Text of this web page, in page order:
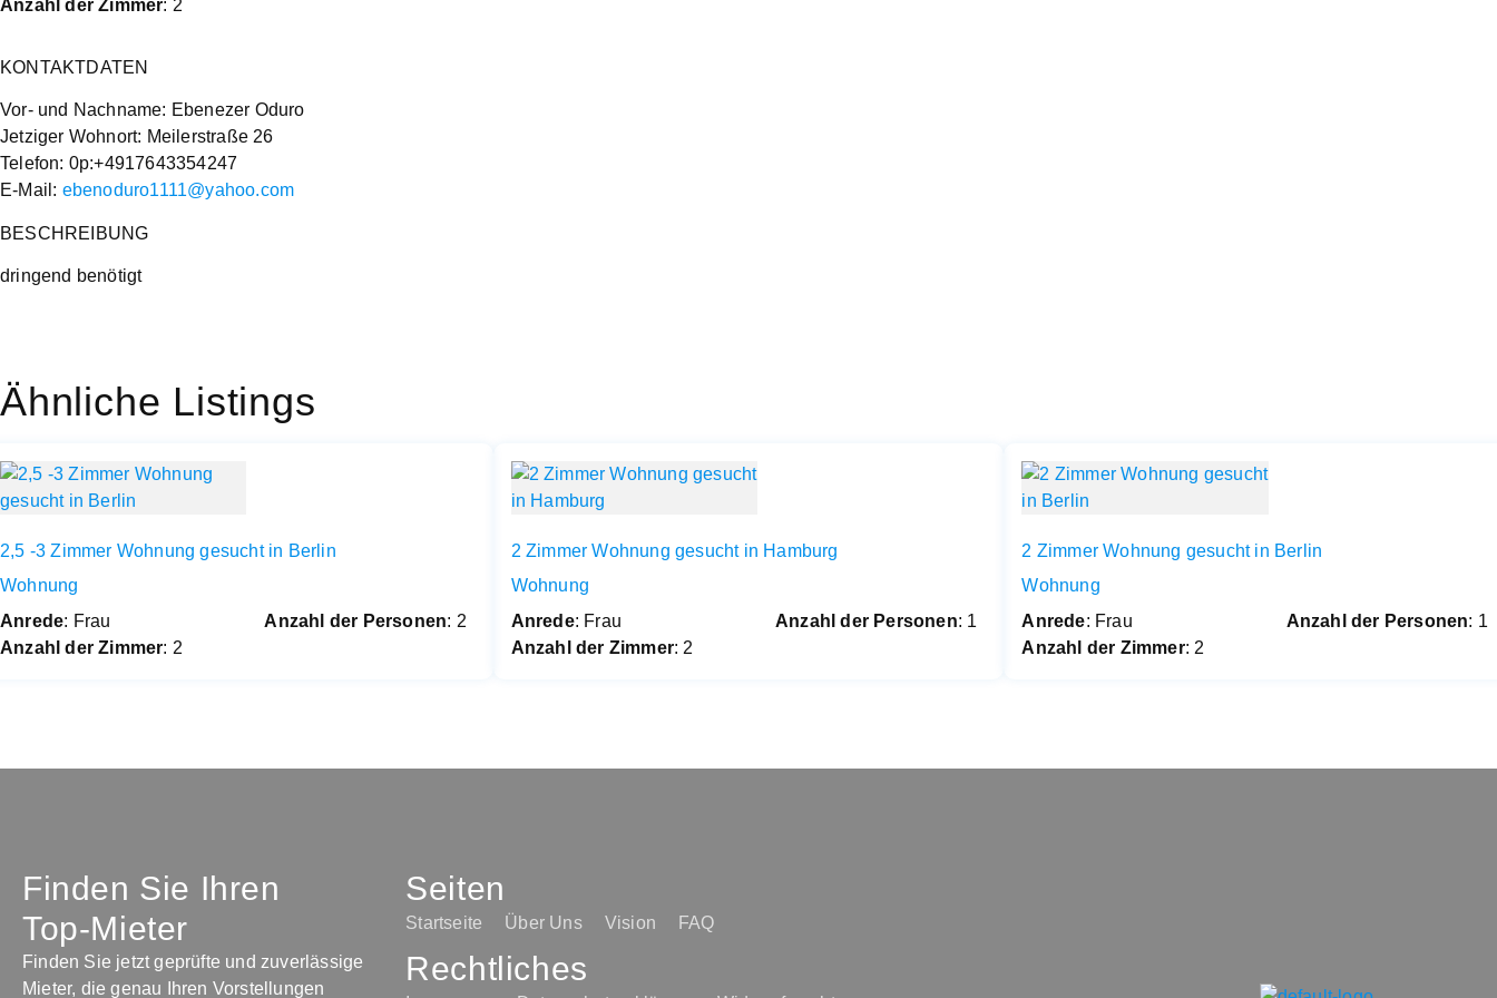
Anzahl der Zimmer: 2
KONTAKTDATEN
Vor- und Nachname: Ebenezer Oduro
Jetziger Wohnort: Meilerstraße 26
Telefon: 0p:+4917643354247
E-Mail: ebenoduro1111@yahoo.com
BESCHREIBUNG
dringend benötigt
Ähnliche Listings
2,5 -3 Zimmer Wohnung gesucht in Berlin
Wohnung
Anrede: Frau Anzahl der Personen: 2
Anzahl der Zimmer: 2
2 Zimmer Wohnung gesucht in Hamburg
Wohnung
Anrede: Frau Anzahl der Personen: 1
Anzahl der Zimmer: 2
2 Zimmer Wohnung gesucht in Berlin
Wohnung
Anrede: Frau Anzahl der Personen: 1
Anzahl der Zimmer: 2
Finden Sie Ihren
Top-Mieter
Finden Sie jetzt geprüfte und zuverlässige
Mieter, die genau Ihren Vorstellungen
Seiten
Startseite Über Uns Vision FAQ
Rechtliches